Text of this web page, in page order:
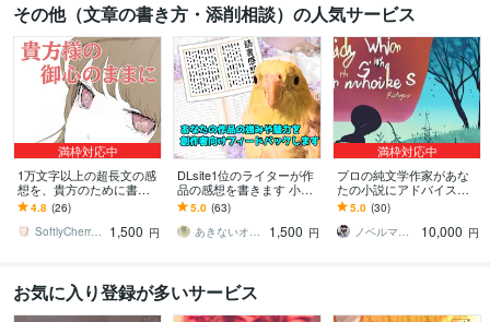
その他（文章の書き方・添削相談）の人気サービス
満枠対応中
1万文字以上の超長文の感
想を、貴方のために書き
ます 1万文字につき、5千
文字超えの長文の感想に
も対応可能！
4.8 (26)
SoftlyCherryOfficial
1,500 円
DLsite1位のライターが作
品の感想を書きます 小
説・漫画・シナリオを読
んで作品の魅力を言葉に
して伝えます
5.0 (63)
あきないオカメインコ
1,500 円
満枠対応中
プロの純文学作家があな
たの小説にアドバイスし
ます 五大文芸誌系の新人
賞受賞作家が講評をしま
す
5.0 (30)
ノベルマリット
10,000 円
お気に入り登録が多いサービス